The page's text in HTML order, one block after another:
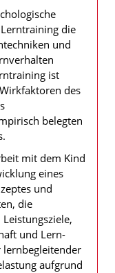
die
und
ist
des
belegten
mit dem Kind
eines
und
die
und Lern-
aufgrund